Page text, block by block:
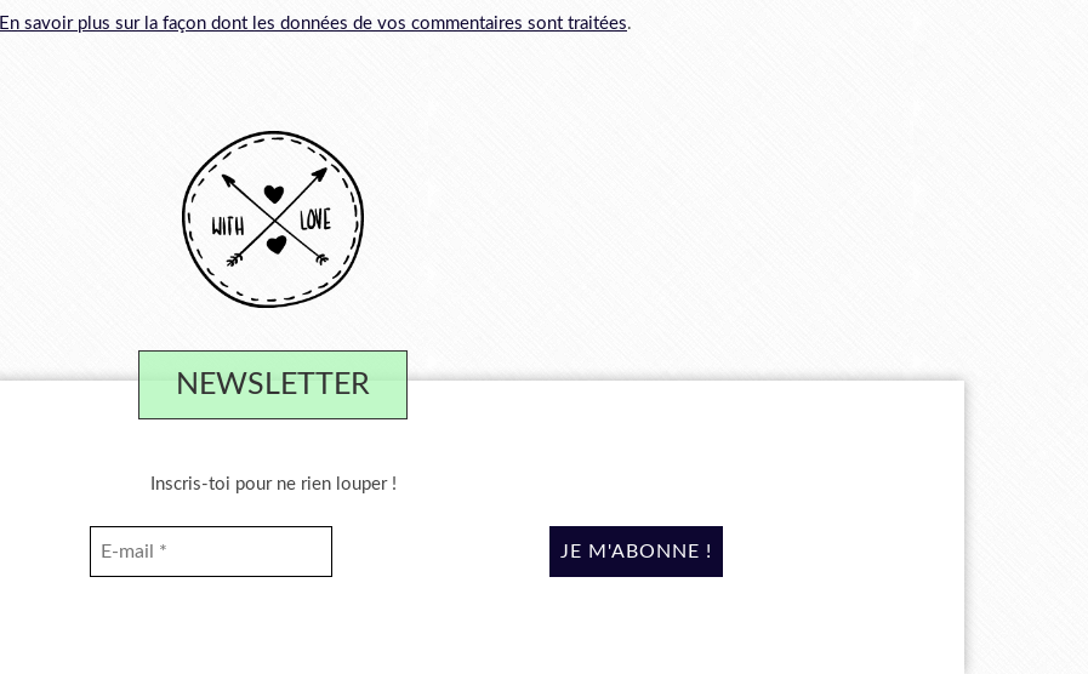
En savoir plus sur la façon dont les données de vos commentaires sont traitées.
NEWSLETTER
Inscris-toi pour ne rien louper !